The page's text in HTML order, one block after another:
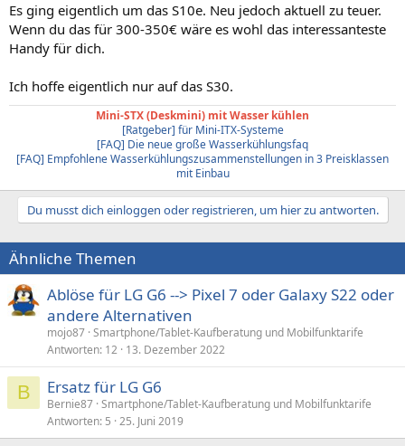
Es ging eigentlich um das S10e. Neu jedoch aktuell zu teuer.
Wenn du das für 300-350€ wäre es wohl das interessanteste
Handy für dich.
Ich hoffe eigentlich nur auf das S30.
Mini-STX (Deskmini) mit Wasser kühlen
[Ratgeber] für Mini-ITX-Systeme
[FAQ] Die neue große Wasserkühlungsfaq
[FAQ] Empfohlene Wasserkühlungszusammenstellungen in 3 Preisklassen
mit Einbau
Du musst dich einloggen oder registrieren, um hier zu antworten.
Ähnliche Themen
Ablöse für LG G6 --> Pixel 7 oder Galaxy S22 oder
andere Alternativen
mojo87 Smartphone/Tablet-Kaufberatung und Mobilfunktarife
Antworten 12 13. Dezember 2022
B Ersatz für LG G6
Bernie87 Smartphone/Tablet-Kaufberatung und Mobilfunktarife
Antworten 5 25. Juni 2019